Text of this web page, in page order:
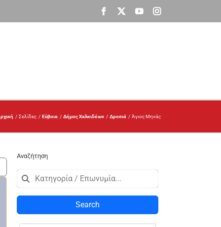
Facebook
X YouTubeInstagram
Σελίδες Εύβοια Δήμος Χαλκιδέων Δροσιά Άγιος Μηνάς
Αναζήτηση
Search